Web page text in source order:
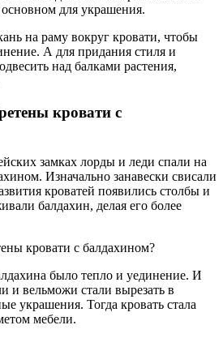
для украшения.
на раму вокруг кровати, чтобы
А для придания стиля и
над балками растения,
кровати с
замках лорды и леди спали на
Изначально занавески свисали
кроватей появились столбы и
балдахин, делая его более
было тепло и уединение. И
и вельможи стали вырезать в
украшения. Тогда кровать стала
мебели.